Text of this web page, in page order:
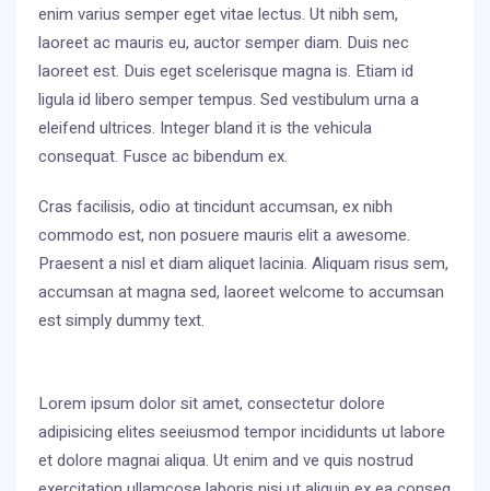
enim varius semper eget vitae lectus. Ut nibh sem,
laoreet ac mauris eu, auctor semper diam. Duis nec
laoreet est. Duis eget scelerisque magna is. Etiam id
ligula id libero semper tempus. Sed vestibulum urna a
eleifend ultrices. Integer bland it is the vehicula
consequat. Fusce ac bibendum ex.
Cras facilisis, odio at tincidunt accumsan, ex nibh
commodo est, non posuere mauris elit a awesome.
Praesent a nisl et diam aliquet lacinia. Aliquam risus sem,
accumsan at magna sed, laoreet welcome to accumsan
est simply dummy text.
Lorem ipsum dolor sit amet, consectetur dolore
adipisicing elites seeiusmod tempor incididunts ut labore
et dolore magnai aliqua. Ut enim and ve quis nostrud